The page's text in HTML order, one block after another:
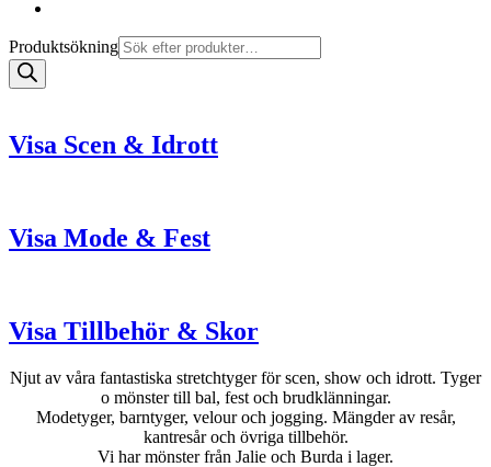
Produktsökning
Visa Scen & Idrott
Visa Mode & Fest
Visa Tillbehör & Skor
Njut av våra fantastiska stretchtyger för scen, show och idrott. Tyger
o mönster till bal, fest och brudklänningar.
Modetyger, barntyger, velour och jogging. Mängder av resår,
kantresår och övriga tillbehör.
Vi har mönster från Jalie och Burda i lager.